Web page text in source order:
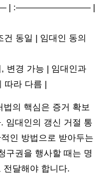
| :————————– |
건 동일 | 임대인 동의
변경 가능 | 임대인과
따라 다름 |
의 핵심은 증거 확보
임대인의 갱신 거절 통
인 방법으로 받아두는
구권을 행사할 때는 명
전달해야 합니다.